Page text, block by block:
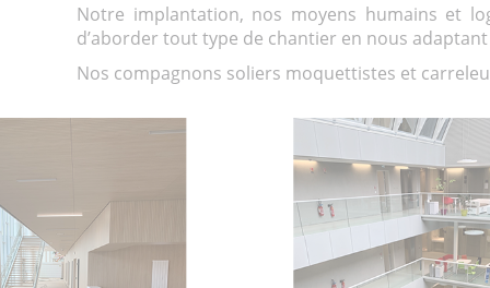
Notre implantation, nos moyens humains et
d’aborder tout type de chantier en nous
Nos compagnons soliers moquettistes et